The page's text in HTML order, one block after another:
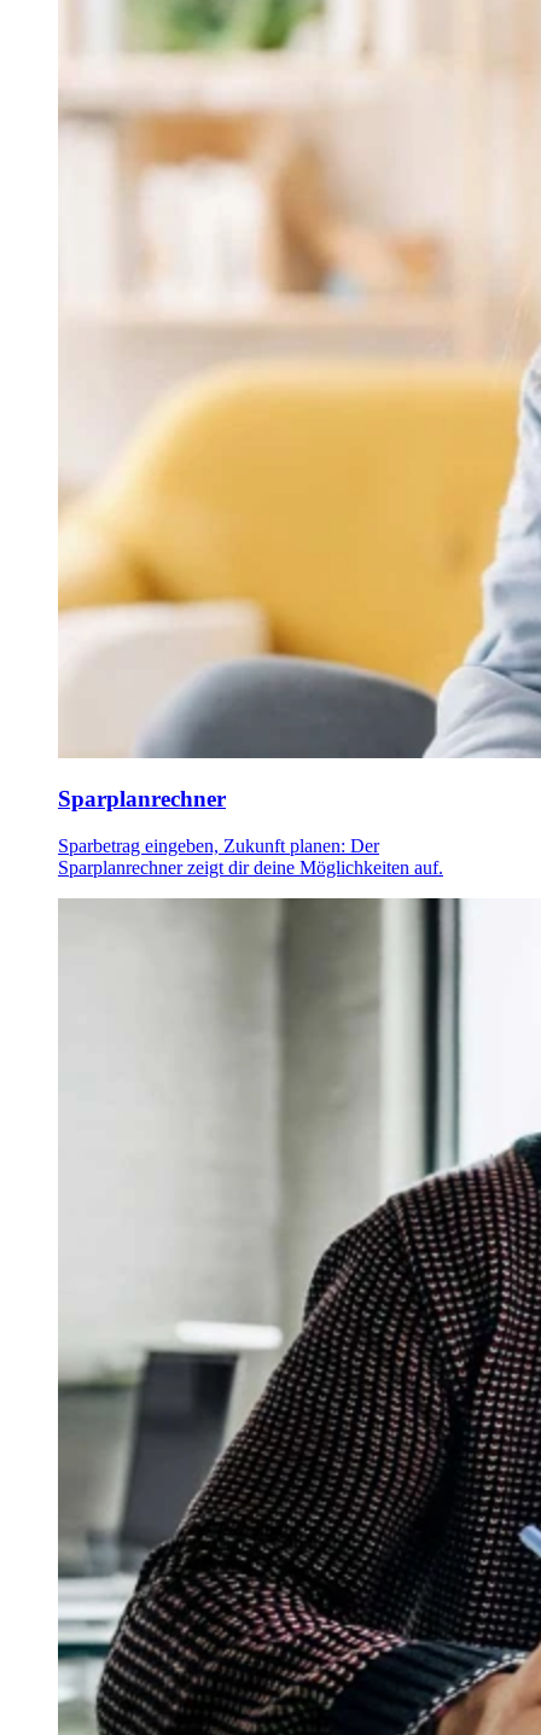
Sparplanrechner
Sparbetrag eingeben, Zukunft planen: Der
Sparplanrechner zeigt dir deine Möglichkeiten auf.